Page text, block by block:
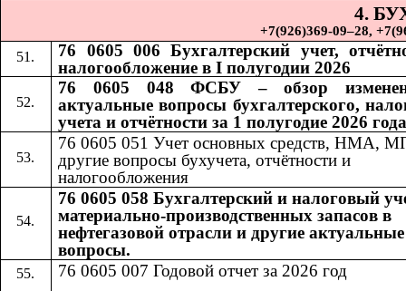
4.
+7(926)369-09–28,
76 0605 006 Бухгалтерский учет,
налогообложение в I полугодии 2026
76 0605 048 ФСБУ – обзор
актуальные вопросы бухгалтерского,
учета и отчётности за 1 полугодие 2026
76 0605 051 Учет основных средств, НМА,
другие вопросы бухучета, отчётности и
налогообложения
76 0605 058 Бухгалтерский и налоговый
материально-производственных запасов в
нефтегазовой отрасли и другие актуальные
вопросы.
76 0605 007 Годовой отчет за 2026 год